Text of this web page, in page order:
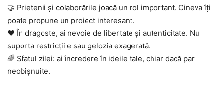
🤝 Prietenii și colaborările joacă un rol important. Cineva îți
poate propune un proiect interesant.
❤️ În dragoste, ai nevoie de libertate și autenticitate. Nu
suporta restricțiile sau gelozia exagerată.
🌈 Sfatul zilei: ai încredere în ideile tale, chiar dacă par
neobișnuite.